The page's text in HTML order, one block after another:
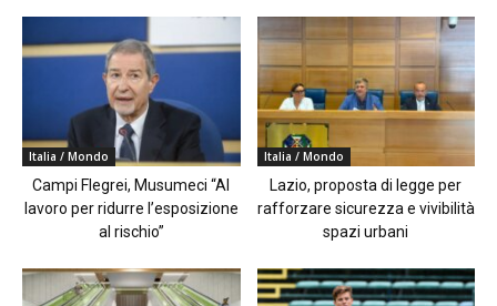
Italia / Mondo
Campi Flegrei, Musumeci “Al
lavoro per ridurre l’esposizione
al rischio”
Italia / Mondo
Lazio, proposta di legge per
rafforzare sicurezza e vivibilità
spazi urbani